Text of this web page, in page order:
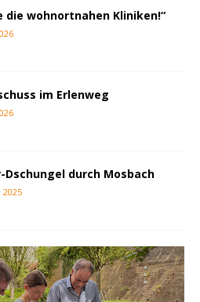
die wohnortnahen Kliniken!“
im Erlenweg
Dschungel durch Mosbach